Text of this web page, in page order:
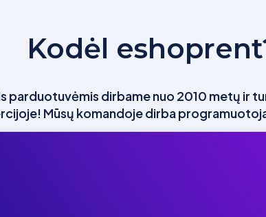
Kodėl
parduotuvėmis dirbame nuo 2010 metų ir
Mūsų komandoje dirba